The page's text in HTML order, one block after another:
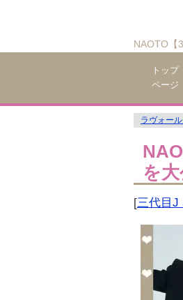
NAOTO【
トップ
ページ
ラヴォー
を大
[三代目J